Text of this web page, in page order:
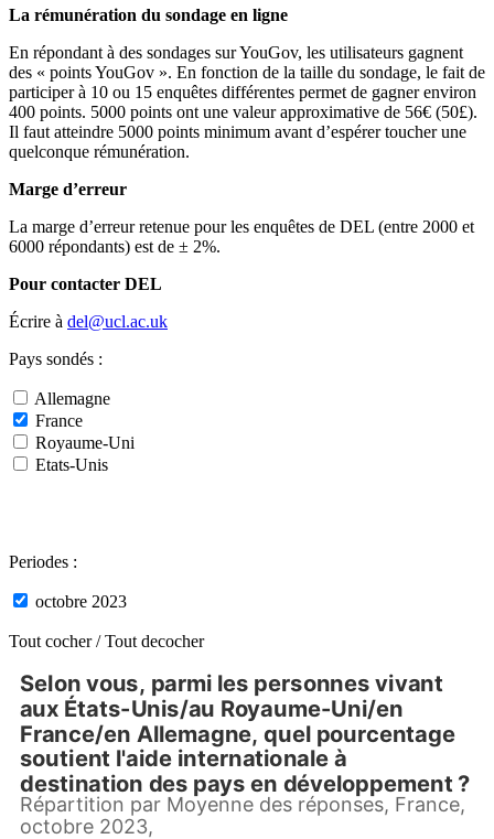
La rémunération du sondage en ligne
En répondant à des sondages sur YouGov, les utilisateurs gagnent
des « points YouGov ». En fonction de la taille du sondage, le fait de
participer à 10 ou 15 enquêtes différentes permet de gagner environ
400 points. 5000 points ont une valeur approximative de 56€ (50£).
Il faut atteindre 5000 points minimum avant d’espérer toucher une
quelconque rémunération.
Marge d’erreur
La marge d’erreur retenue pour les enquêtes de DEL (entre 2000 et
6000 répondants) est de ± 2%.
Pour contacter DEL
Écrire à del@ucl.ac.uk
Pays sondés :
Allemagne
France
Royaume-Uni
Etats-Unis
Periodes :
octobre 2023
Tout cocher / Tout decocher
Selon vous, parmi les personnes vivant
Bar chart with 4 data series.
Répartition par Moyenne des réponses, France, octobre 2023,
View as data table, Selon vous, parmi les personnes vivant aux États-
The chart has 1 X axis displaying Countries.
The chart has 1 Y axis displaying values. Data ranges from
Selon vous, parmi les personnes vivant
aux États-Unis/au Royaume-Uni/en
France/en Allemagne, quel pourcentage
soutient l'aide internationale à
destination des pays en développement ?
Répartition par Moyenne des réponses, France,
octobre 2023,